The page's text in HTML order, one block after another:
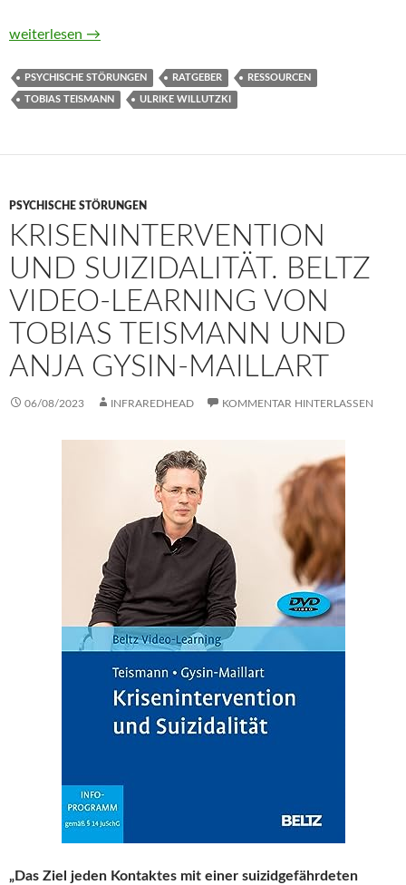
Ressourcen aktivieren. Ein Ratgeber für mehr Wohlbefinden
weiterlesen →
PSYCHISCHE STÖRUNGEN RATGEBER RESSOURCEN
TOBIAS TEISMANN ULRIKE WILLUTZKI
PSYCHISCHE STÖRUNGEN
KRISENINTERVENTION
UND SUIZIDALITÄT. BELTZ
VIDEO-LEARNING VON
TOBIAS TEISMANN UND
ANJA GYSIN-MAILLART
06/08/2023 INFRAREDHEAD KOMMENTAR HINTERLASSEN
„Das Ziel jeden Kontaktes mit einer suizidgefährdeten